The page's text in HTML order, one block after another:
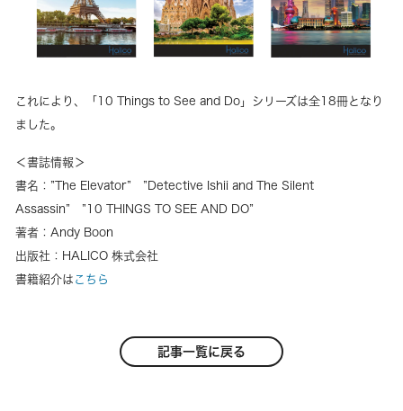
これにより、「10 Things to See and Do」シリーズは全18冊となり
ました。
＜書誌情報＞
書名：”The Elevator” ”Detective Ishii and The Silent
Assassin” ”10 THINGS TO SEE AND DO”
著者：Andy Boon
出版社：HALICO 株式会社
書籍紹介は こちら
記事一覧に戻る